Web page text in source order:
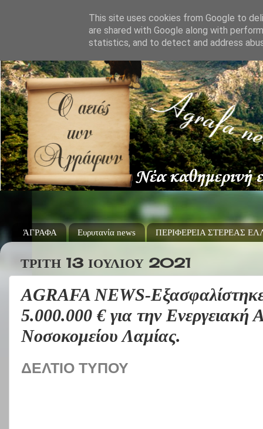
ΆΓΡΑΦΑ Ευρυτανία news ΠΕΡΙΦΕΡΕΙΑ ΣΤΕΡΕΑΣ
ΤΡΊΤΗ 13 ΙΟΥΛΊΟΥ 2021
AGRAFA NEWS-
5.000.000 € για την Ενεργειακή
Νοσοκομείου Λαμίας.
ΔΕΛΤΙΟ ΤΥΠΟΥ
This site uses cookies from Google to
are shared with Google along with
statistics, and to detect and address